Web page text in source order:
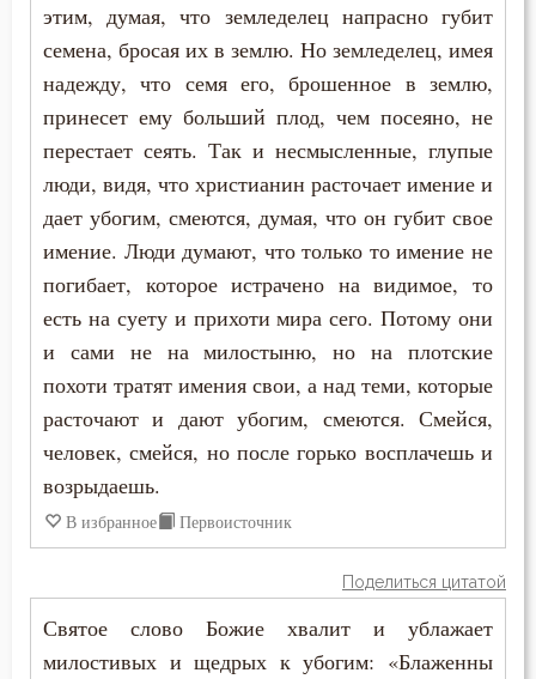
этим, думая, что земледелец напрасно губит
семена, бросая их в землю. Но земледелец, имея
надежду, что семя его, брошенное в землю,
принесет ему больший плод, чем посеяно, не
перестает сеять. Так и несмысленные, глупые
люди, видя, что христианин расточает имение и
дает убогим, смеются, думая, что он губит свое
имение. Люди думают, что только то имение не
погибает, которое истрачено на видимое, то
есть на суету и прихоти мира сего. Потому они
и сами не на милостыню, но на плотские
похоти тратят имения свои, а над теми, которые
расточают и дают убогим, смеются. Смейся,
человек, смейся, но после горько восплачешь и
возрыдаешь.
В избранное Первоисточник
Поделиться цитатой
Святое слово Божие хвалит и ублажает
милостивых и щедрых к убогим: «Блаженны